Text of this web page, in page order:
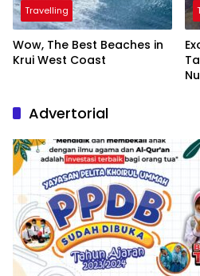
Travelling
Wow, The Best Beaches in
Krui West Coast
Advertorial